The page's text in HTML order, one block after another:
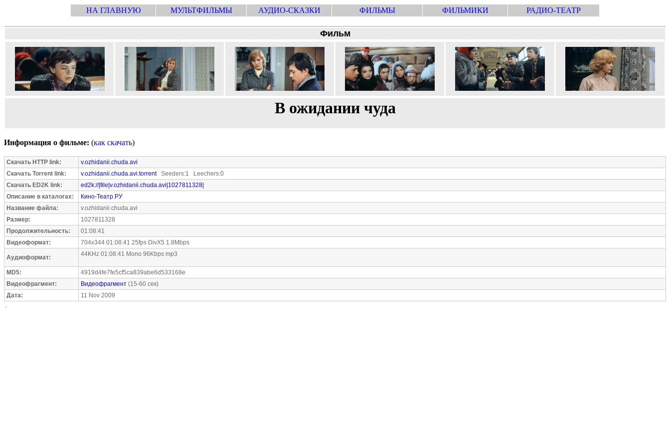
НА ГЛАВНУЮ МУЛЬТФИЛЬМЫ АУДИО-СКАЗКИ ФИЛЬМЫ ФИЛЬМИКИ РАДИО-ТЕАТР
Фильм
В ожидании чуда
Информация о фильме: (как скачать)
Скачать HTTP link:
v.ozhidanii.chuda.avi
Скачать Torrent link:
v.ozhidanii.chuda.avi.torrentSeeders:1 Leechers:0
Скачать ED2K link:
ed2k://|file|v.ozhidanii.chuda.avi|1027811328|
Описание в каталогах:
Кино-Театр.РУ
Название файла:
v.ozhidanii.chuda.avi
Размер:
1027811328
Продолжительность:
01:08:41
Видеоформат:
704x344 01:08:41 25fps DivX5 1.8Mbps
Аудиоформат: 44KHz 01:08:41 Mono 96Kbps mp3
MD5:
4919d4fe7fe5cf5ca839abe6d533168e
Видеофрагмент:
Видеофрагмент (15-60 сек)
Дата:
11 Nov 2009